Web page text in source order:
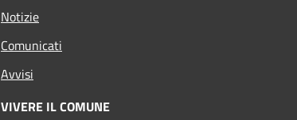
Notizie
Comunicati
Avvisi
VIVERE IL COMUNE